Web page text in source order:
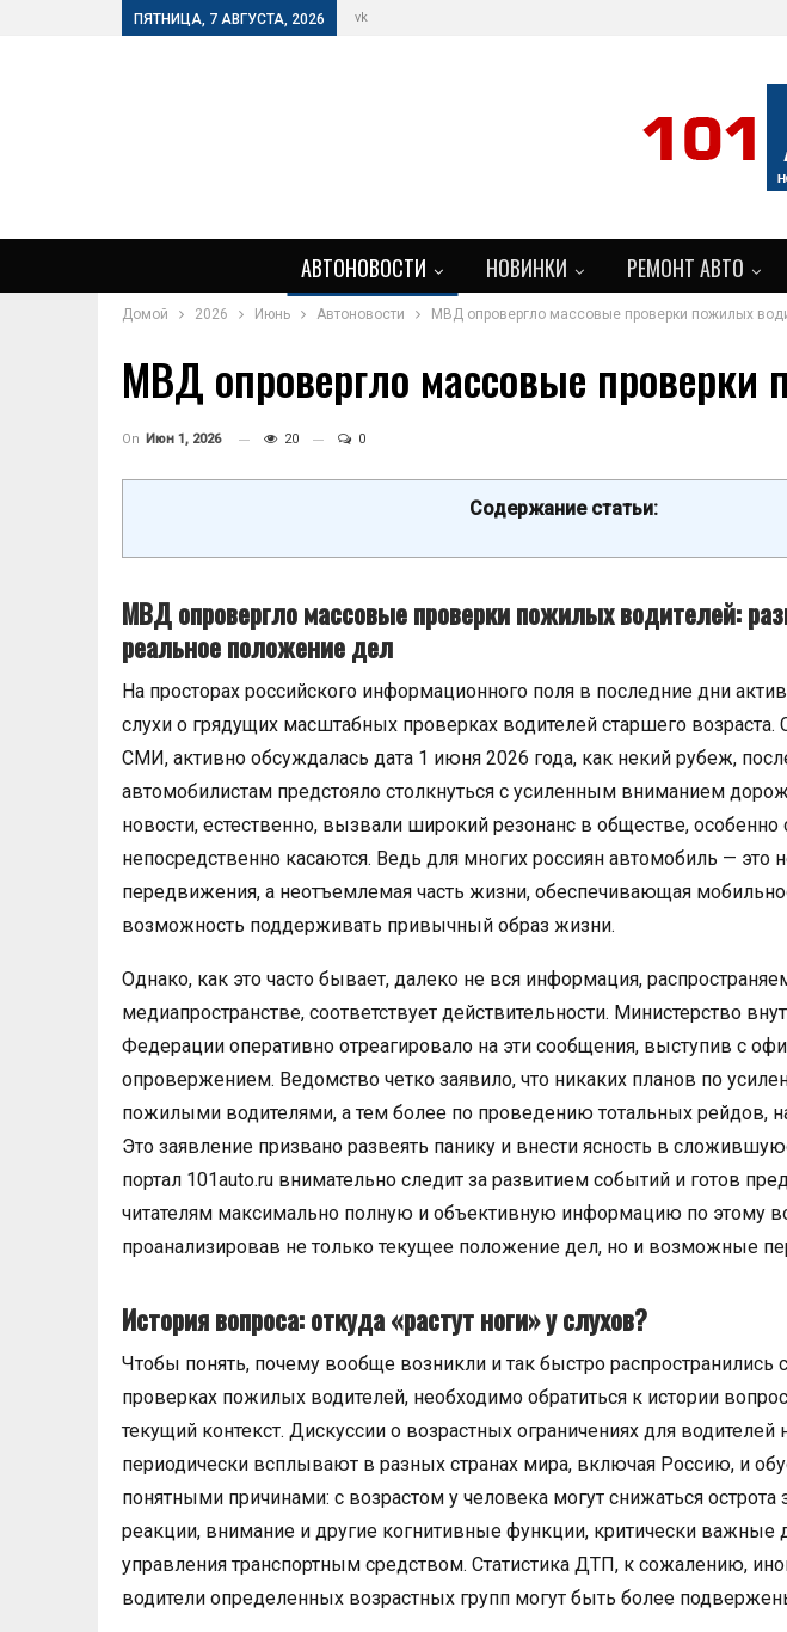
ПЯТНИЦА, 7 АВГУСТА, 2026 vk
АВТОНОВОСТИ НОВИНКИ РЕМОНТ АВТО
Домой 2026 Июнь Автоновости МВД опровергло массовые проверки пожилых
МВД опровергло массовые проверки
On Июн 1, 2026 20 0
Содержание статьи:
МВД опровергло массовые проверки пожилых водителей:
реальное положение дел
На просторах российского информационного поля в последние дни
слухи о грядущих масштабных проверках водителей старшего возраста.
СМИ, активно обсуждалась дата 1 июня 2026 года, как некий рубеж,
автомобилистам предстояло столкнуться с усиленным вниманием
новости, естественно, вызвали широкий резонанс в обществе, особенно
непосредственно касаются. Ведь для многих россиян автомобиль — это
передвижения, а неотъемлемая часть жизни, обеспечивающая
возможность поддерживать привычный образ жизни.
Однако, как это часто бывает, далеко не вся информация,
медиапространстве, соответствует действительности. Министерство
Федерации оперативно отреагировало на эти сообщения, выступив с
опровержением. Ведомство четко заявило, что никаких планов по
пожилыми водителями, а тем более по проведению тотальных рейдов,
Это заявление призвано развеять панику и внести ясность в
портал 101auto.ru внимательно следит за развитием событий и готов
читателям максимально полную и объективную информацию по этому
проанализировав не только текущее положение дел, но и возможные
История вопроса: откуда «растут ноги» у слухов?
Чтобы понять, почему вообще возникли и так быстро распространились
проверках пожилых водителей, необходимо обратиться к истории
текущий контекст. Дискуссии о возрастных ограничениях для
периодически всплывают в разных странах мира, включая Россию, и
понятными причинами: с возрастом у человека могут снижаться острота
реакции, внимание и другие когнитивные функции, критически важные
управления транспортным средством. Статистика ДТП, к сожалению,
водители определенных возрастных групп могут быть более